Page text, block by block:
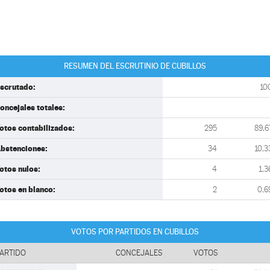
RESUMEN DEL ESCRUTINIO DE CUBILLOS
totales:
contabilizados: 295
34
nulos: 4
en blanco: 2
VOTOS POR PARTIDOS EN CUBILLOS
CONCEJALES VOTOS